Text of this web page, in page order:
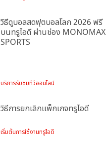
วิธีดูบอลสดฟุตบอลโลก 2026 ฟรี
บนทรูไอดี ผ่านช่อง MONOMAX
SPORTS
บริการรับชมทีวีออนไลน์
วิธีการยกเลิกเเพ็กเกจทรูไอดี
เริ่มต้นการใช้งานทรูไอดี